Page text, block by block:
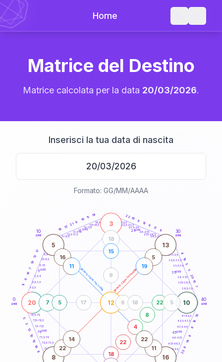
Home
Matrice del Destino
Matrice calcolata per la data 20/03/2026.
Inserisci la tua data di nascita
Formato: GG/MM/AAAA
generazione maschile generazione femminile
0
anni
10
anni
30
anni
40
anni
1-2,5
2,5-3,5
3,5-4
6-7,5
7,5-8,5
8,5-9
11-12,5
12,5-13,5
13,5-14
16-17,5
17,5-18,5
18,5-19
21-22,5
22,5-23,5
23,5-24
26-27,5
27,5-28,5
28,5-29
31-32,5
32,5-33,5
33,5-34
36-37,5
37,5-38,5
38,5-39
41-42,5
42,5-43,5
43,5-44
46-47,5
47,5-48,5
48,5-49
71-72,5
72,5-73,5
73,5-74
76-77,5
77,5-78,5
78,5-79
11
9
16
7
19
12
17
18
13
21 8
19 11
14 22 19
8
16
9
11
6
4
18
5
5
20
15
7
10
18
8
8
14
6
22
8
18
10
10
13
3
5
20
3
10
12
5 13
8 16
18
22
4
8
22
7
18
5
5
15
6 18
17
9
16
11
5
19
22
14
11
22
5anni
15 anni 25anni
35anni
45anni
75anni